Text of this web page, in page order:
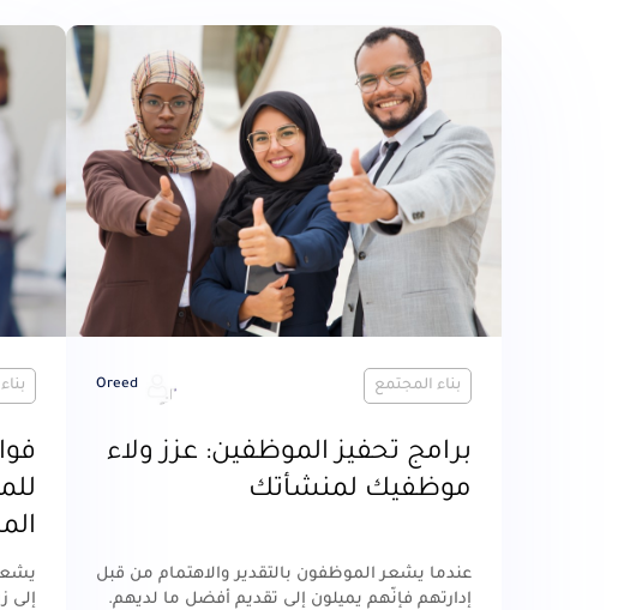
بناء المجتمع Oreed
برامج تحفيز الموظفين: عزز ولاء
موظفيك لمنشأتك
عندما يشعر الموظفون بالتقدير والاهتمام من قبل
إدارتهم فإنّهم يميلون إلى تقديم أفضل ما لديهم.
إلى